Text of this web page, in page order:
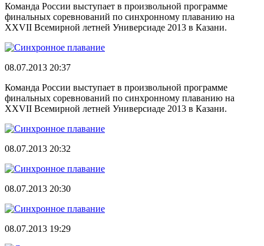
Команда России выступает в произвольной программе
финальных соревнований по синхронному плаванию на
XXVII Всемирной летней Универсиаде 2013 в Казани.
08.07.2013 20:37
Команда России выступает в произвольной программе
финальных соревнований по синхронному плаванию на
XXVII Всемирной летней Универсиаде 2013 в Казани.
08.07.2013 20:32
08.07.2013 20:30
08.07.2013 19:29